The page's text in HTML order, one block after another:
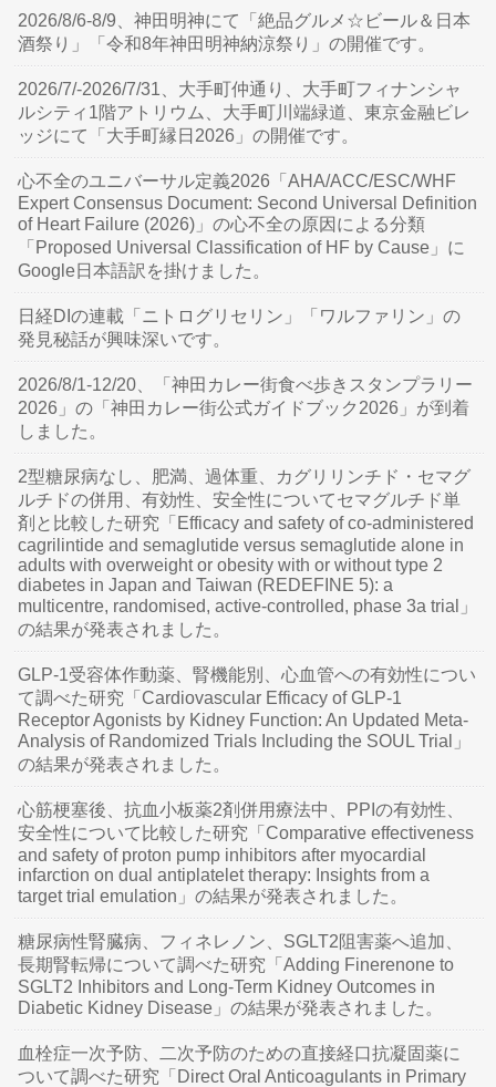
2026/8/6-8/9、神田明神にて「絶品グルメ☆ビール＆日本
酒祭り」「令和8年神田明神納涼祭り」の開催です。
2026/7/-2026/7/31、大手町仲通り、大手町フィナンシャ
ルシティ1階アトリウム、大手町川端緑道、東京金融ビレ
ッジにて「大手町縁日2026」の開催です。
心不全のユニバーサル定義2026「AHA/ACC/ESC/WHF
Expert Consensus Document: Second Universal Definition
of Heart Failure (2026)」の心不全の原因による分類
「Proposed Universal Classification of HF by Cause」に
Google日本語訳を掛けました。
日経DIの連載「ニトログリセリン」「ワルファリン」の
発見秘話が興味深いです。
2026/8/1-12/20、「神田カレー街食べ歩きスタンプラリー
2026」の「神田カレー街公式ガイドブック2026」が到着
しました。
2型糖尿病なし、肥満、過体重、カグリリンチド・セマグ
ルチドの併用、有効性、安全性についてセマグルチド単
剤と比較した研究「Efficacy and safety of co-administered
cagrilintide and semaglutide versus semaglutide alone in
adults with overweight or obesity with or without type 2
diabetes in Japan and Taiwan (REDEFINE 5): a
multicentre, randomised, active-controlled, phase 3a trial」
の結果が発表されました。
GLP-1受容体作動薬、腎機能別、心血管への有効性につい
て調べた研究「Cardiovascular Efficacy of GLP-1
Receptor Agonists by Kidney Function: An Updated Meta-
Analysis of Randomized Trials Including the SOUL Trial」
の結果が発表されました。
心筋梗塞後、抗血小板薬2剤併用療法中、PPIの有効性、
安全性について比較した研究「Comparative effectiveness
and safety of proton pump inhibitors after myocardial
infarction on dual antiplatelet therapy: Insights from a
target trial emulation」の結果が発表されました。
糖尿病性腎臓病、フィネレノン、SGLT2阻害薬へ追加、
長期腎転帰について調べた研究「Adding Finerenone to
SGLT2 Inhibitors and Long-Term Kidney Outcomes in
Diabetic Kidney Disease」の結果が発表されました。
血栓症一次予防、二次予防のための直接経口抗凝固薬に
ついて調べた研究「Direct Oral Anticoagulants in Primary